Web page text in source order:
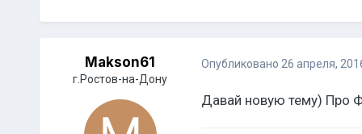
Makson61
г.Ростов-на-Дону
Опубликовано 26 апреля,
Давай новую тему) Про